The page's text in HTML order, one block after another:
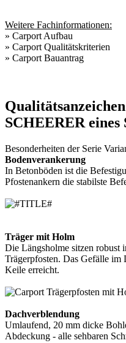
Weitere Fachinformationen:
» Carport Aufbau
» Carport Qualitätskriterien
» Carport Bauantrag
SCHEERER
Besonderheiten der Serie
Bodenverankerung
In Betonböden ist die
Pfostenankern die stabilste
Träger mit Holm
Die Längsholme sitzen robust
Trägerpfosten. Das Gefälle
Keile erreicht.
Dachverblendung
Umlaufend, 20 mm dicke
Abdeckung - alle sehbaren